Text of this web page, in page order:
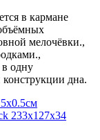
в кармане
мелочёвки.,
в одну
дна.
233x127x34